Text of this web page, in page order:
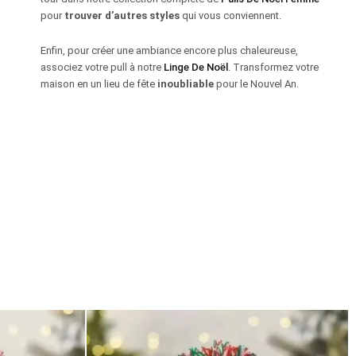
pour trouver d’autres stylesqui vous conviennent.
Enfin, pour créer une ambiance encore plus chaleureuse,
associez votre pull à notre Linge De Noël
. Transformez votre
maison en un lieu de fête inoubliablepour le Nouvel An.